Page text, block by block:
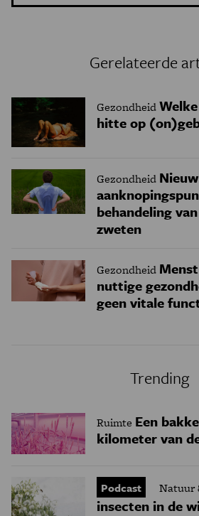
Gerelateerde
Gezondheid
hitte op
Gezondheid Nieuw
behandeling
zweten
Gezondheid
nuttige
geen vitale
Trending
Ruimte Een
kilometer van
Podcast Natuur
insecten in de